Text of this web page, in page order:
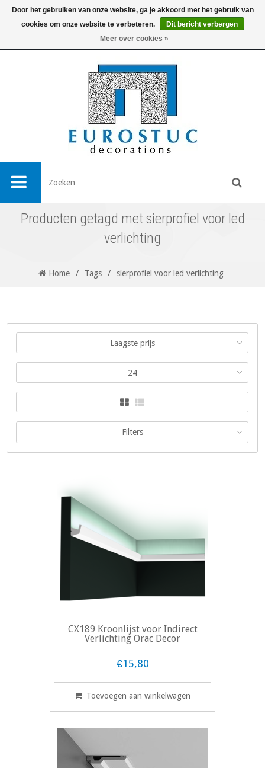
0
Producten getagd met sierprofiel voor led
verlichting
Home / Tags / sierprofiel voor led verlichting
Laagste prijs
24
Filters
CX189 Kroonlijst voor Indirect
Verlichting Orac Decor
€15,80
Toevoegen aan winkelwagen
Door het gebruiken van onze website, ga je akkoord met het gebruik van
cookies om onze website te verbeteren.
Dit bericht verbergen
Meer over cookies »